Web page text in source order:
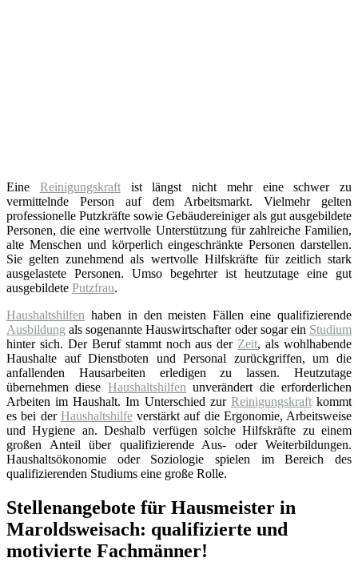
Eine Reinigungskraftist längst nicht mehr eine schwer zu
vermittelnde Person auf dem Arbeitsmarkt. Vielmehr gelten
professionelle Putzkräfte sowie Gebäudereiniger als gut ausgebildete
Personen, die eine wertvolle Unterstützung für zahlreiche Familien,
alte Menschen und körperlich eingeschränkte Personen darstellen.
Sie gelten zunehmend als wertvolle Hilfskräfte für zeitlich stark
ausgelastete Personen. Umso begehrter ist heutzutage eine gut
ausgebildete Putzfrau.
Haushaltshilfen haben in den meisten Fällen eine qualifizierende
Ausbildung als sogenannte Hauswirtschafter oder sogar ein Studium
hinter sich. Der Beruf stammt noch aus der Zeit, als wohlhabende
Haushalte auf Dienstboten und Personal zurückgriffen, um die
anfallenden Hausarbeiten erledigen zu lassen. Heutzutage
übernehmen diese Haushaltshilfen unverändert die erforderlichen
Arbeiten im Haushalt. Im Unterschied zur Reinigungskraftkommt
es bei der Haushaltshilfeverstärkt auf die Ergonomie, Arbeitsweise
und Hygiene an. Deshalb verfügen solche Hilfskräfte zu einem
großen Anteil über qualifizierende Aus- oder Weiterbildungen.
Haushaltsökonomie oder Soziologie spielen im Bereich des
qualifizierenden Studiums eine große Rolle.
Stellenangebote für Hausmeister in
Maroldsweisach: qualifizierte und
motivierte Fachmänner!